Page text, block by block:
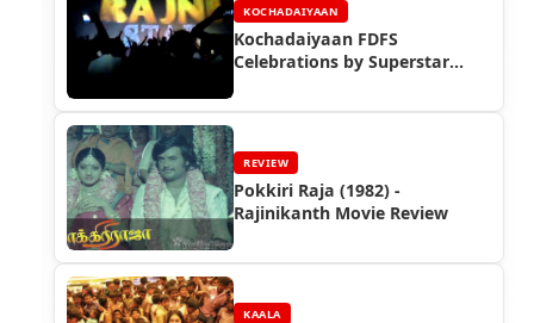
KOCHADAIYAAN
Kochadaiyaan FDFS
Celebrations by Superstar
REVIEW
Pokkiri Raja (1982) -
Rajinikanth Movie Review
KAALA